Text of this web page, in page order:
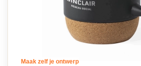
Maak zelf je ontwerp